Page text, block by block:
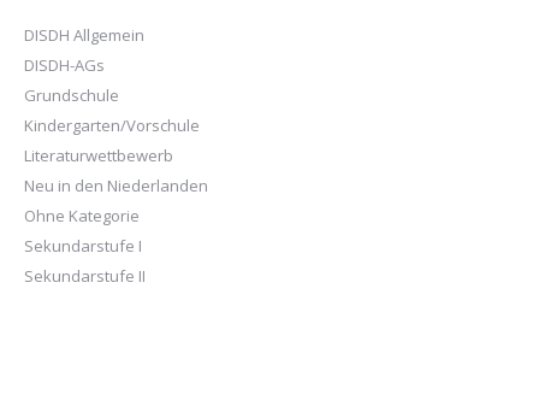
DISDH Allgemein
DISDH-AGs
Grundschule
Kindergarten/Vorschule
Literaturwettbewerb
Neu in den Niederlanden
Ohne Kategorie
Sekundarstufe I
Sekundarstufe II